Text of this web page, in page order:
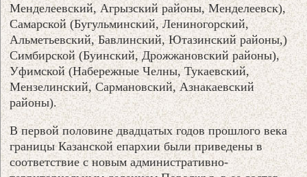
Менделеевский, Агрызский районы, Менделеевск),
Самарской (Бугульминский, Лениногорский,
Альметьевский, Бавлинский, Ютазинский районы,)
Симбирской (Буинский, Дрожжановский районы),
Уфимской (Набережные Челны, Тукаевский,
Мензелинский, Сармановский, Азнакаевский
районы).
В первой половине двадцатых годов прошлого века
границы Казанской епархии были приведены в
соответствие с новым административно-